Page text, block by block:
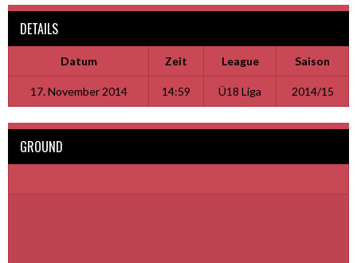
DETAILS
Datum Zeit League Saison
17. November 2014 14:59 Ü18 Liga 2014/15
GROUND